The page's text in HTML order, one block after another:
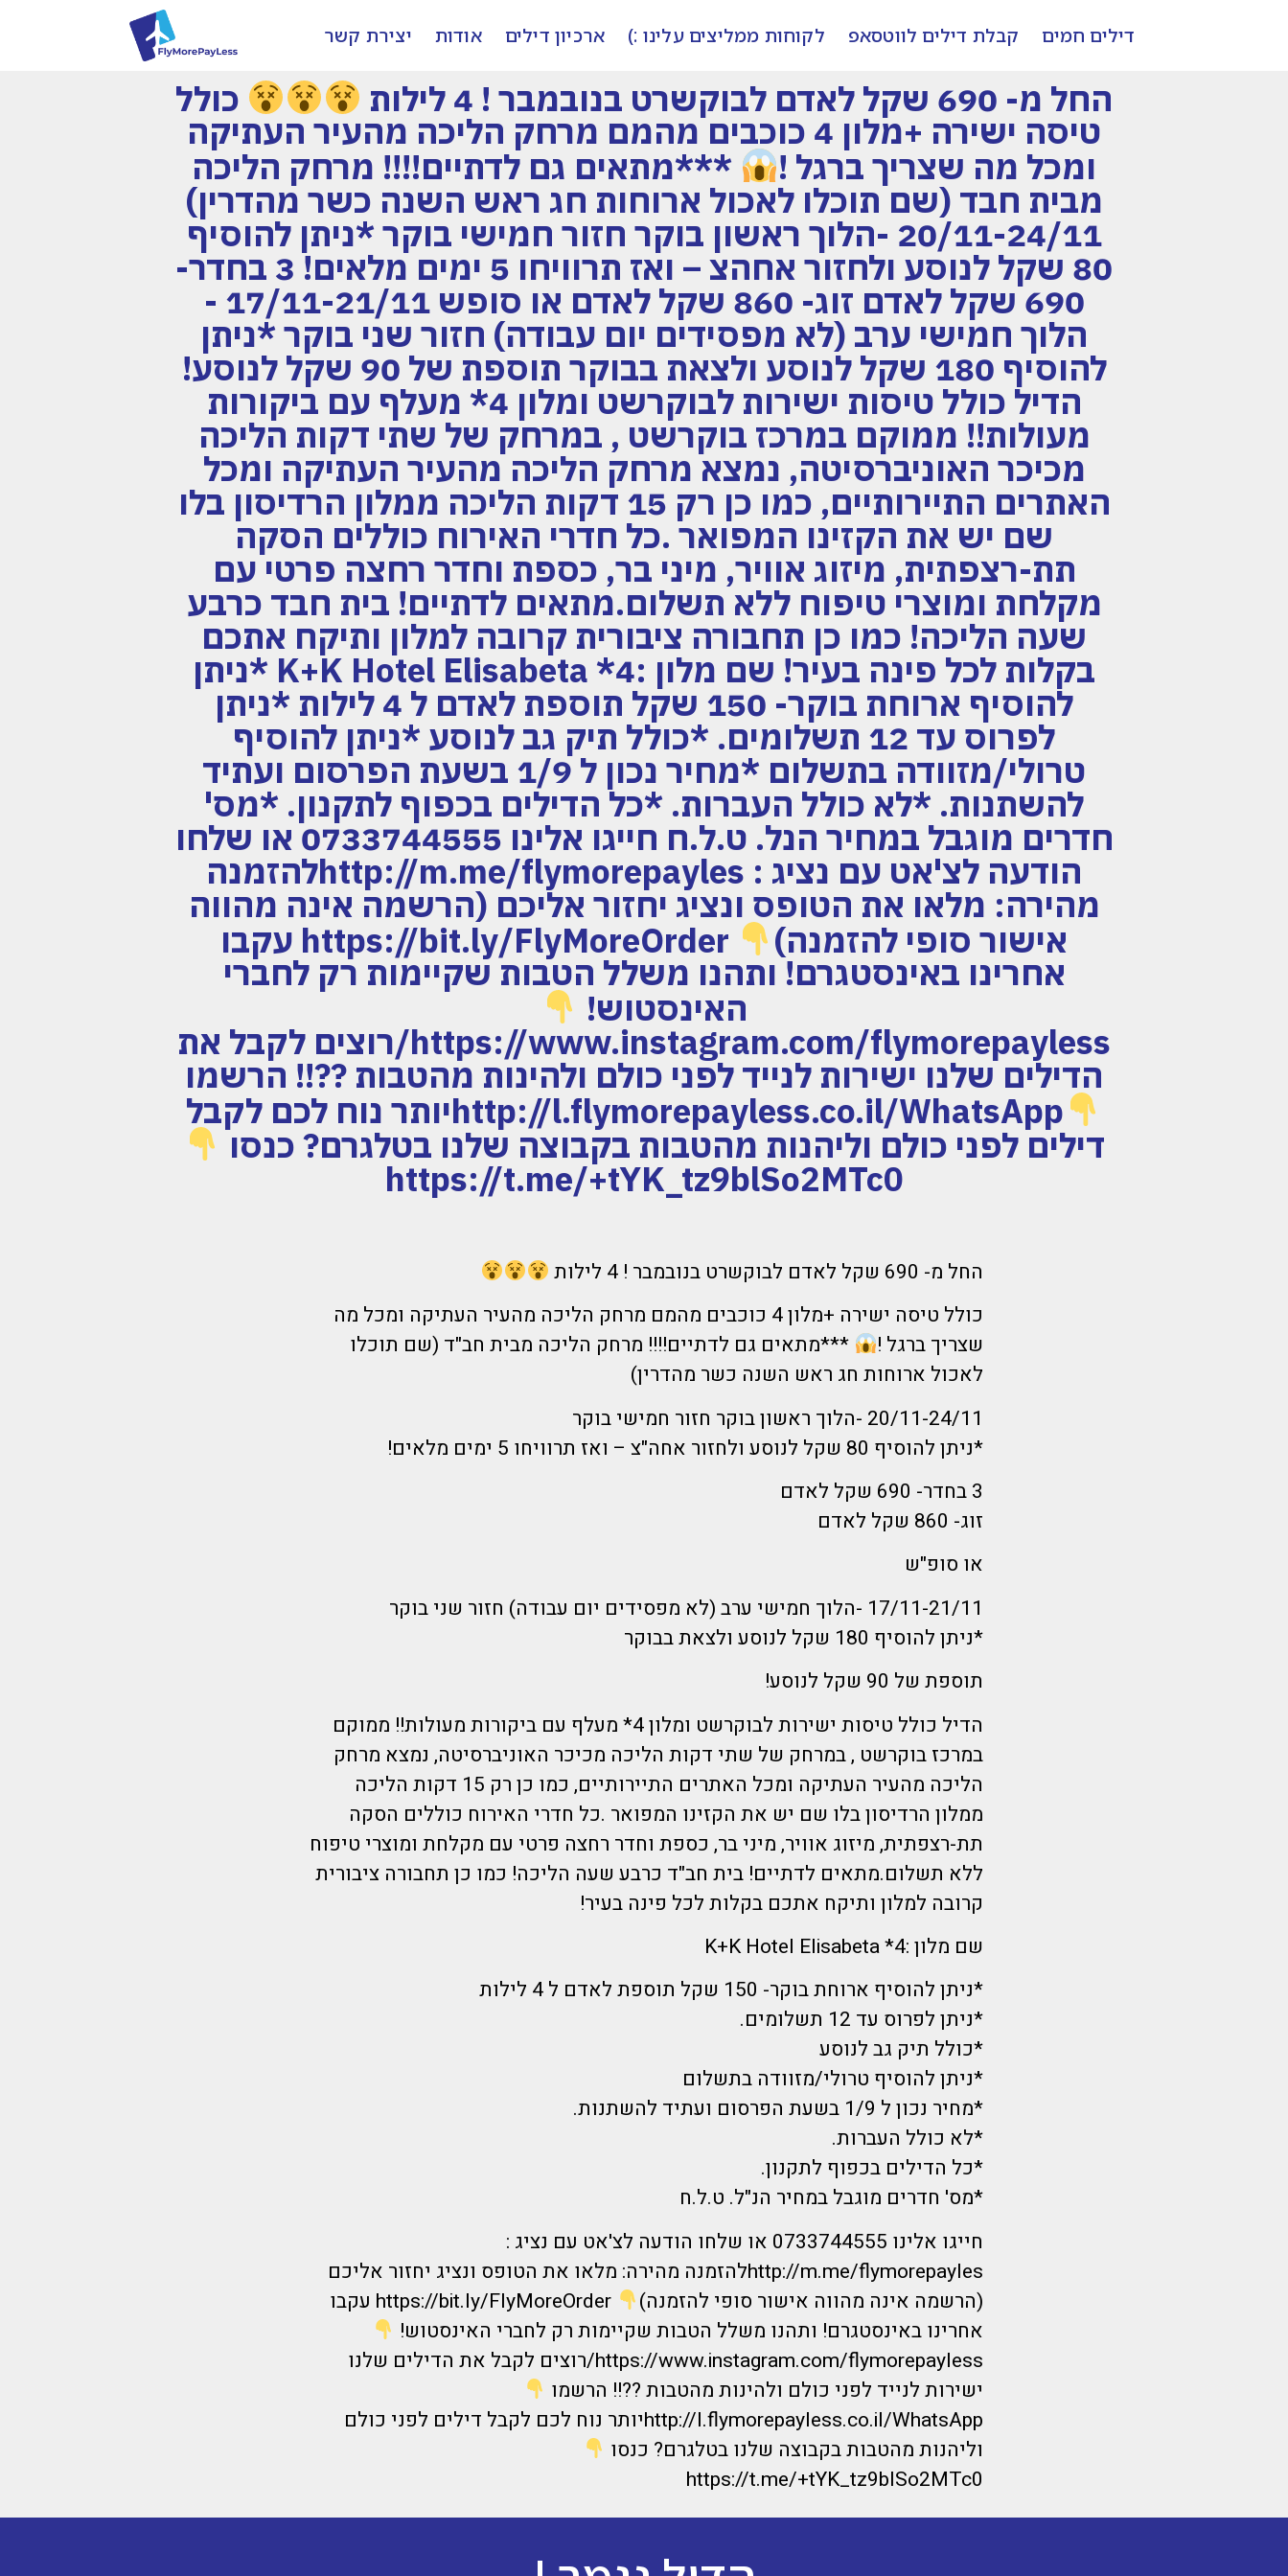
דילים חמים קבלת דילים לווטסאפ לקוחות ממליצים עלינו :) ארכיון דילים אודות יצירת קשר
החל מ- 690 שקל לאדם לבוקשרט בנובמבר ! 4 לילות כולל
טיסה ישירה +מלון 4 כוכבים מהמם מרחק הליכה מהעיר העתיקה
ומכל מה שצריך ברגל ! ***מתאים גם לדתיים!!!! מרחק הליכה
מבית חבד (שם תוכלו לאכול ארוחות חג ראש השנה כשר מהדרין)
20/11-24/11 -הלוך ראשון בוקר חזור חמישי בוקר *ניתן להוסיף
80 שקל לנוסע ולחזור אחהצ – ואז תרוויחו 5 ימים מלאים! 3 בחדר-
690 שקל לאדם זוג- 860 שקל לאדם או סופש 17/11-21/11 -
הלוך חמישי ערב (לא מפסידים יום עבודה) חזור שני בוקר *ניתן
להוסיף 180 שקל לנוסע ולצאת בבוקר תוספת של 90 שקל לנוסע!
הדיל כולל טיסות ישירות לבוקרשט ומלון 4* מעלף עם ביקורות
מעולות!! ממוקם במרכז בוקרשט , במרחק של שתי דקות הליכה
מכיכר האוניברסיטה, נמצא מרחק הליכה מהעיר העתיקה ומכל
האתרים התיירותיים, כמו כן רק 15 דקות הליכה ממלון הרדיסון בלו
שם יש את הקזינו המפואר .כל חדרי האירוח כוללים הסקה
תת-רצפתית, מיזוג אוויר, מיני בר, כספת וחדר רחצה פרטי עם
מקלחת ומוצרי טיפוח ללא תשלום.מתאים לדתיים! בית חבד כרבע
שעה הליכה! כמו כן תחבורה ציבורית קרובה למלון ותיקח אתכם
בקלות לכל פינה בעיר! שם מלון :4* K+K Hotel Elisabeta *ניתן
להוסיף ארוחת בוקר- 150 שקל תוספת לאדם ל 4 לילות *ניתן
לפרוס עד 12 תשלומים. *כולל תיק גב לנוסע *ניתן להוסיף
טרולי/מזוודה בתשלום *מחיר נכון ל 1/9 בשעת הפרסום ועתיד
להשתנות. *לא כולל העברות. *כל הדילים בכפוף לתקנון. *מס'
חדרים מוגבל במחיר הנל. ט.ל.ח חייגו אלינו 0733744555 או שלחו
הודעה לצ'אט עם נציג : http://m.me/flymorepaylesלהזמנה
מהירה: מלאו את הטופס ונציג יחזור אליכם (הרשמה אינה מהווה
אישור סופי להזמנה) https://bit.ly/FlyMoreOrder עקבו
אחרינו באינסטגרם! ותהנו משלל הטבות שקיימות רק לחברי
האינסטוש!
https://www.instagram.com/flymorepayless/רוצים לקבל את
הדילים שלנו ישירות לנייד לפני כולם ולהינות מהטבות ??!! הרשמו
http://l.flymorepayless.co.il/WhatsAppיותר נוח לכם לקבל
דילים לפני כולם וליהנות מהטבות בקבוצה שלנו בטלגרם? כנסו
https://t.me/+tYK_tz9blSo2MTc0
החל מ- 690 שקל לאדם לבוקשרט בנובמבר ! 4 לילות
כולל טיסה ישירה +מלון 4 כוכבים מהמם מרחק הליכה מהעיר העתיקה ומכל מה
שצריך ברגל !
***מתאים גם לדתיים!!!! מרחק הליכה מבית חב"ד (שם תוכלו
לאכול ארוחות חג ראש השנה כשר מהדרין)
20/11-24/11 -הלוך ראשון בוקר חזור חמישי בוקר
*ניתן להוסיף 80 שקל לנוסע ולחזור אחה"צ – ואז תרוויחו 5 ימים מלאים!
3 בחדר- 690 שקל לאדם
זוג- 860 שקל לאדם
או סופ"ש
17/11-21/11 -הלוך חמישי ערב (לא מפסידים יום עבודה) חזור שני בוקר
*ניתן להוסיף 180 שקל לנוסע ולצאת בבוקר
תוספת של 90 שקל לנוסע!
הדיל כולל טיסות ישירות לבוקרשט ומלון 4* מעלף עם ביקורות מעולות!! ממוקם
במרכז בוקרשט , במרחק של שתי דקות הליכה מכיכר האוניברסיטה, נמצא מרחק
הליכה מהעיר העתיקה ומכל האתרים התיירותיים, כמו כן רק 15 דקות הליכה
ממלון הרדיסון בלו שם יש את הקזינו המפואר .כל חדרי האירוח כוללים הסקה
תת-רצפתית, מיזוג אוויר, מיני בר, כספת וחדר רחצה פרטי עם מקלחת ומוצרי טיפוח
ללא תשלום.מתאים לדתיים! בית חב"ד כרבע שעה הליכה! כמו כן תחבורה ציבורית
קרובה למלון ותיקח אתכם בקלות לכל פינה בעיר!
שם מלון :4* K+K Hotel Elisabeta
*ניתן להוסיף ארוחת בוקר- 150 שקל תוספת לאדם ל 4 לילות
*ניתן לפרוס עד 12 תשלומים.
*כולל תיק גב לנוסע
*ניתן להוסיף טרולי/מזוודה בתשלום
*מחיר נכון ל 1/9 בשעת הפרסום ועתיד להשתנות.
*לא כולל העברות.
*כל הדילים בכפוף לתקנון.
*מס' חדרים מוגבל במחיר הנ"ל. ט.ל.ח
חייגו אלינו 0733744555 או שלחו הודעה לצ'אט עם נציג :
http://m.me/flymorepaylesלהזמנה מהירה: מלאו את הטופס ונציג יחזור אליכם
(הרשמה אינה מהווה אישור סופי להזמנה)
https://bit.ly/FlyMoreOrder עקבו
אחרינו באינסטגרם! ותהנו משלל הטבות שקיימות רק לחברי האינסטוש!
https://www.instagram.com/flymorepayless/רוצים לקבל את הדילים שלנו
ישירות לנייד לפני כולם ולהינות מהטבות ??!! הרשמו
http://l.flymorepayless.co.il/WhatsAppיותר נוח לכם לקבל דילים לפני כולם
וליהנות מהטבות בקבוצה שלנו בטלגרם? כנסו
https://t.me/+tYK_tz9blSo2MTc0